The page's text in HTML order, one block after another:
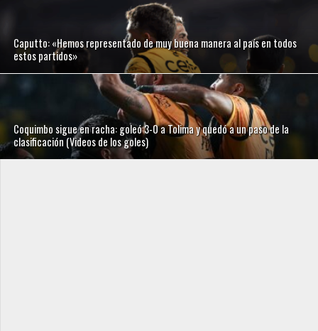
Caputto: «Hemos representado de muy buena manera al país en todos
estos partidos»
Coquimbo sigue en racha: goleó 3-0 a Tolima y quedó a un paso de la
clasificación (Videos de los goles)